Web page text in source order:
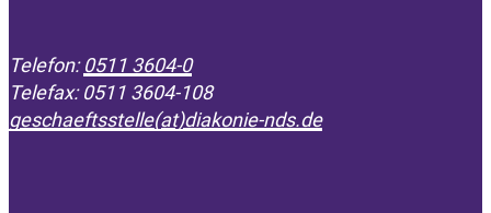
Telefon:0511 3604-0
Telefax: 0511 3604-108
geschaeftsstelle(at)diakonie-nds.de